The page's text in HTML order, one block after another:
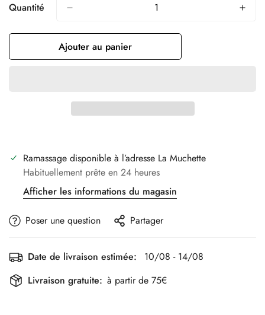
Quantité
Ajouter au panier
Ramassage disponible à l’adresse La Muchette
Habituellement prête en 24 heures
Afficher les informations du magasin
Poser une question Partager
Date de livraison estimée:
10/08 - 14/08
Livraison gratuite: à partir de 75€